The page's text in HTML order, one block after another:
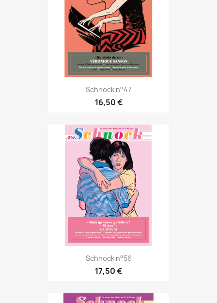
Schnock n°47
16,50 €
Schnock n°56
17,50 €